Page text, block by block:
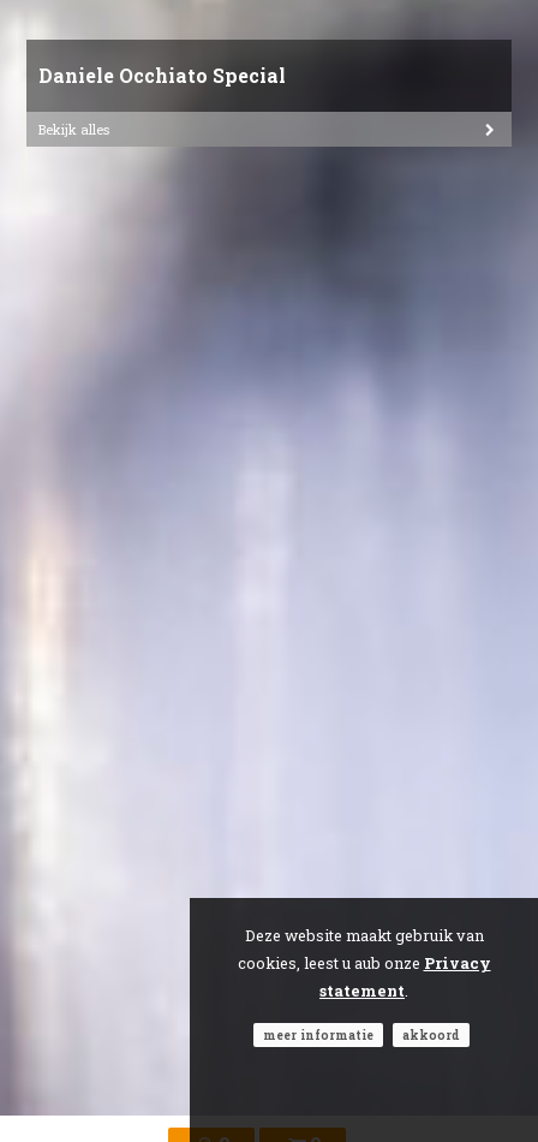
Daniele Occhiato Special
Bekijk alles
Deze website maakt gebruik van
cookies, leest u aub onze Privacy
statement
meer informatie akkoord